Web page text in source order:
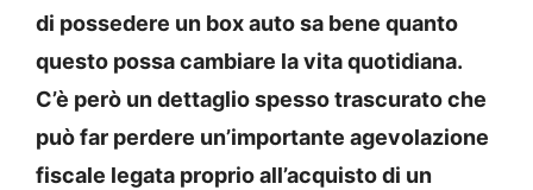
di possedere un box auto sa bene quanto
questo possa cambiare la vita quotidiana.
C’è però un dettaglio spesso trascurato che
può far perdere un’importante agevolazione
fiscale legata proprio all’acquisto di un